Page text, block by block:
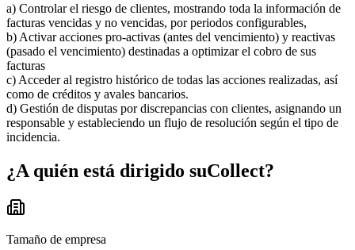
a) Controlar el riesgo de clientes, mostrando toda la información de
facturas vencidas y no vencidas, por periodos configurables,
b) Activar acciones pro-activas (antes del vencimiento) y reactivas
(pasado el vencimiento) destinadas a optimizar el cobro de sus
facturas
c) Acceder al registro histórico de todas las acciones realizadas, así
como de créditos y avales bancarios.
d) Gestión de disputas por discrepancias con clientes, asignando un
responsable y estableciendo un flujo de resolución según el tipo de
incidencia.
¿A quién está dirigido suCollect?
Tamaño de empresa